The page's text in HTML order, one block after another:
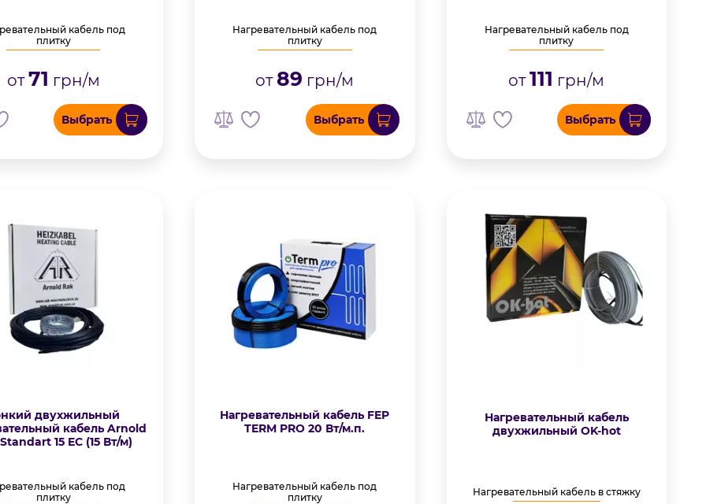
кабель под
плитку
от71 грн/м
Выбрать
Нагревательный кабель под
плитку
от 89 грн/м
Выбрать
Нагревательный кабель под
плитку
от111 грн/м
Выбрать
двухжильный
кабель Arnold
15 EC (15 Вт/м)
кабель под
плитку
Нагревательный кабель FEP
TERM PRO 20 Вт/м.п.
Нагревательный кабель под
плитку
Нагревательный кабель
двухжильный OK-hot
Нагревательный кабель в стяжку